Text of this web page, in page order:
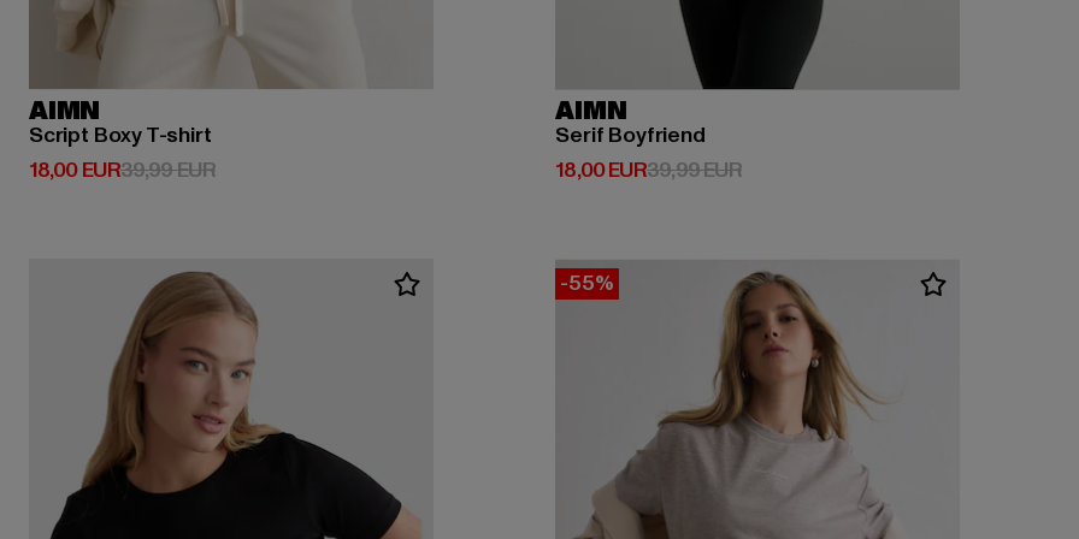
AIMN
Script Boxy T-shirt
18,00 EUR
Derzeitiger Preis: 18,00 EUR
39,99 EURAktionspreis: 39,99 EUR
AIMN
Serif Boyfriend
18,00 EUR
Derzeitiger Preis: 18,00 EUR
39,99 EURAktionspreis: 39,99 EUR
-55%